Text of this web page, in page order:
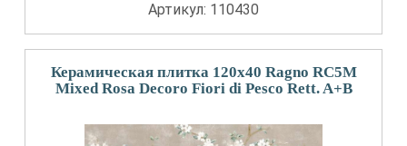
Артикул: 110430
Керамическая плитка 120x40 Ragno RC5M
Mixed Rosa Decoro Fiori di Pesco Rett. A+B